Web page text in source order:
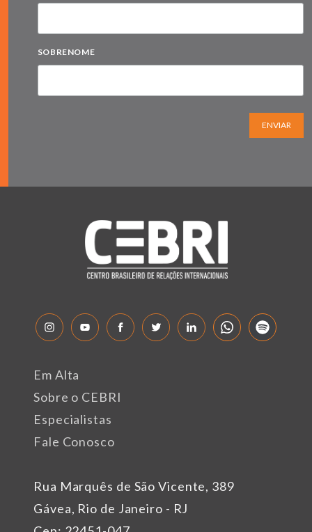
SOBRENOME
ENVIAR
Rua Marquês de São Vicente, 389
Gávea, Rio de Janeiro - RJ
Em Alta
Sobre o CEBRI
Especialistas
Fale Conosco